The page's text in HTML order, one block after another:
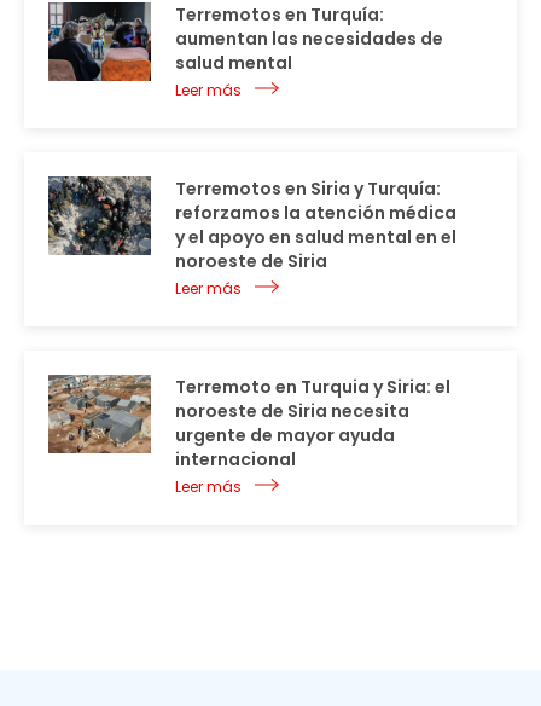
Terremotos en Turquía:
aumentan las necesidades de
salud mental
Leer más
Terremotos en Siria y Turquía:
reforzamos la atención médica
y el apoyo en salud mental en el
noroeste de Siria
Leer más
Terremoto en Turquia y Siria: el
noroeste de Siria necesita
urgente de mayor ayuda
internacional
Leer más